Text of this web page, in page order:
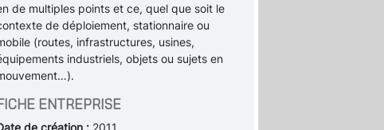
de multiples points et ce, quel que soit le
de déploiement, stationnaire ou
(routes, infrastructures, usines,
industriels, objets ou sujets en
ENTREPRISE
de création : 2011